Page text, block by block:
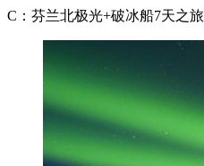
C：芬兰北极光+破冰船7天之旅